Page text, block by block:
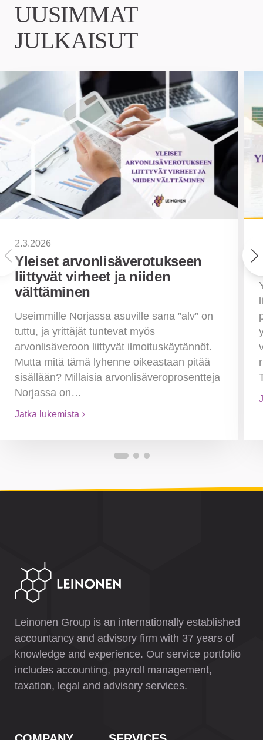
UUSIMMAT
JULKAISUT
2.3.2026
Yleiset arvonlisäverotukseen
liittyvät virheet ja niiden
välttäminen
Useimmille Norjassa asuville sana ”alv” on
tuttu, ja yrittäjät tuntevat myös
arvonlisäveroon liittyvät ilmoituskäytännöt.
Mutta mitä tämä lyhenne oikeastaan pitää
sisällään? Millaisia arvonlisäveroprosentteja
Norjassa on…
Jatka lukemista
Leinonen Group is an internationally established
accountancy and advisory firm with 37 years of
knowledge and experience. Our service portfolio
includes accounting, payroll management,
taxation, legal and advisory services.